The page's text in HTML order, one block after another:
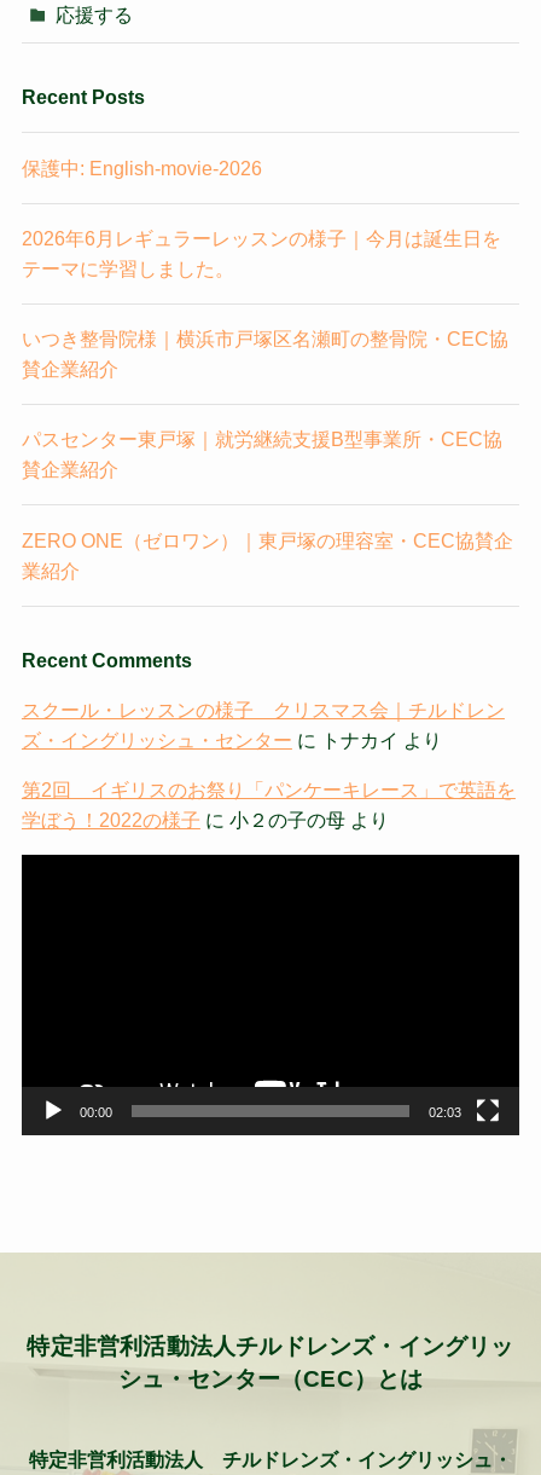
応援する
Recent Posts
保護中: English-movie-2026
2026年6月レギュラーレッスンの様子｜今月は誕生日を
テーマに学習しました。
いつき整骨院様｜横浜市戸塚区名瀬町の整骨院・CEC協
賛企業紹介
パスセンター東戸塚｜就労継続支援B型事業所・CEC協
賛企業紹介
ZERO ONE（ゼロワン）｜東戸塚の理容室・CEC協賛企
業紹介
Recent Comments
スクール・レッスンの様子 クリスマス会｜チルドレン
ズ・イングリッシュ・センター に トナカイ より
第2回 イギリスのお祭り「パンケーキレース」で英語を
学ぼう！2022の様子 に 小２の子の母より
00:00 02:03
特定非営利活動法人チルドレンズ・イングリッ
シュ・センター（CEC）とは
特定非営利活動法人 チルドレンズ・イングリッシュ・